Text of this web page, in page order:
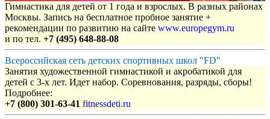
Гимнастика для детей от 1 года и взрослых. В разных районах
Москвы. Запись на бесплатное пробное занятие +
рекомендации по развитию на сайте www.europegym.ru
и по тел. +7 (495) 648-88-08
Всероссийская сеть детских спортивных школ "FD"
Занятия художественной гимнастикой и акробатикой для
детей с 3-х лет. Идет набор. Соревнования, разряды, сборы!
Подробнее:
+7 (800) 301-63-41 fitnessdeti.ru